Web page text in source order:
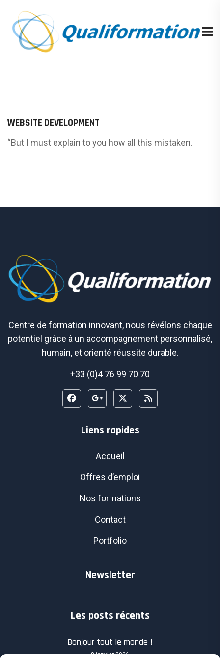
WEBSITE DEVELOPMENT
“But I must explain to you how all this mistaken.
Centre de formation innovant, nous révélons chaque
potentiel grâce à un accompagnement personnalisé,
humain, et orienté réussite durable.
+33 (0)4 76 99 70 70
Liens rapides
Accueil
Offres d’emploi
Nos formations
Contact
Portfolio
Newsletter
Les posts récents
Bonjour tout le monde !
8 janvier 2026